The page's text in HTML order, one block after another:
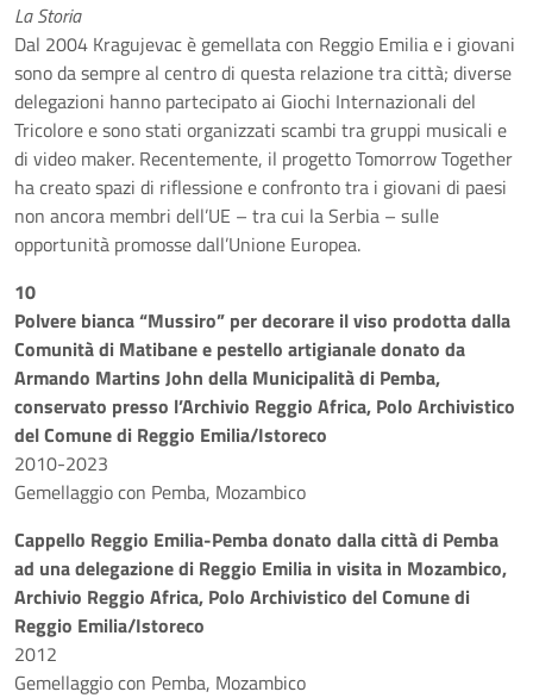
La Storia
Dal 2004 Kragujevac è gemellata con Reggio Emilia e i giovani
sono da sempre al centro di questa relazione tra città; diverse
delegazioni hanno partecipato ai Giochi Internazionali del
Tricolore e sono stati organizzati scambi tra gruppi musicali e
di video maker. Recentemente, il progetto Tomorrow Together
ha creato spazi di riflessione e confronto tra i giovani di paesi
non ancora membri dell’UE – tra cui la Serbia – sulle
opportunità promosse dall’Unione Europea.
10
Polvere bianca “Mussiro” per decorare il viso prodotta dalla
Comunità di Matibane e pestello artigianale donato da
Armando Martins John della Municipalità di Pemba,
conservato presso l’Archivio Reggio Africa, Polo Archivistico
del Comune di Reggio Emilia/Istoreco
2010-2023
Gemellaggio con Pemba, Mozambico
Cappello Reggio Emilia-Pemba donato dalla città di Pemba
ad una delegazione di Reggio Emilia in visita in Mozambico,
Archivio Reggio Africa, Polo Archivistico del Comune di
Reggio Emilia/Istoreco
2012
Gemellaggio con Pemba, Mozambico